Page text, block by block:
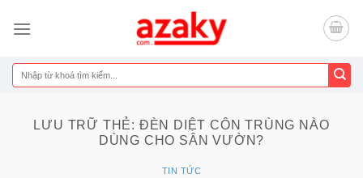
đến
dung
Tìm
kiếm:
LƯU TRỮ THẺ: ĐÈN DIỆT CÔN TRÙNG NÀO
DÙNG CHO SÂN VƯỜN?
TIN TỨC